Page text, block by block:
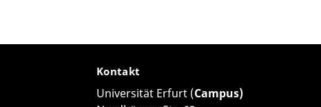
Kontakt
Universität Erfurt (Campus)